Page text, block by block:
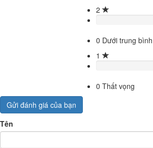
2
0 Dưới trung bình
1
0 Thất vọng
Gửi đánh giá của bạn
Tên